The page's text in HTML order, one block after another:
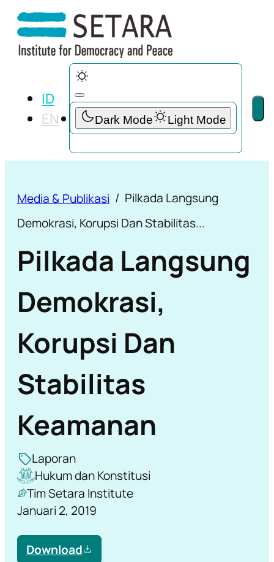
ID
EN
Media & Publikasi
Pilkada Langsung
Demokrasi, Korupsi Dan Stabilitas...
Pilkada Langsung
Demokrasi,
Korupsi Dan
Stabilitas
Keamanan
Laporan
Hukum dan Konstitusi
Tim Setara Institute
Januari 2, 2019
Download